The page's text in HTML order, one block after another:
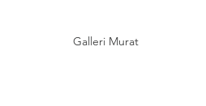
Galleri Murat